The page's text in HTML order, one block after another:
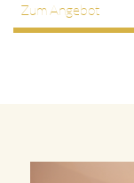
Zum Angebot